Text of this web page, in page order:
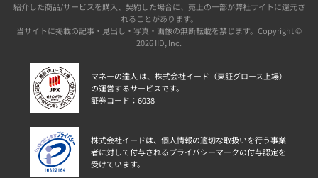
紹介した商品/サービスを購入、契約した場合に、売上の一部が弊社サイトに還元さ
れることがあります。
当サイトに掲載の記事・見出し・写真・画像の無断転載を禁じます。Copyright ©
2026 IID, Inc.
マネーの達人 は、株式会社イード（東証グロース上場）
の運営するサービスです。
証券コード：6038
株式会社イードは、個人情報の適切な取扱いを行う事業
者に対して付与されるプライバシーマークの付与認定を
受けています。